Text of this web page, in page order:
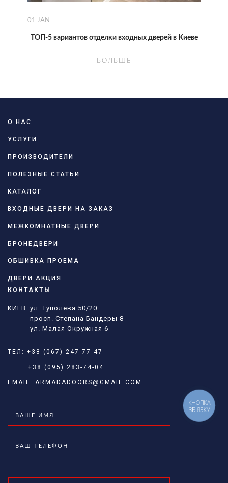
01 JAN
ТОП-5 вариантов отделки входных дверей в Киеве
БОЛЬШЕ
О НАС
УСЛУГИ
ПРОИЗВОДИТЕЛИ
ПОЛЕЗНЫЕ СТАТЬИ
КАТАЛОГ
ВХОДНЫЕ ДВЕРИ НА ЗАКАЗ
МЕЖКОМНАТНЫЕ ДВЕРИ
БРОНЕДВЕРИ
ОБШИВКА ПРОЕМА
ДВЕРИ АКЦИЯ
КОНТАКТЫ
КИЕВ: ул. Туполева 50/20
просп. Степана Бандеры 8
ул. Малая Окружная 6
ТЕЛ: +38 (067) 247-77-47
+38 (095) 283-74-04
EMAIL: ARMADADOORS@GMAIL.COM
КНОПКА
ЗВ'ЯЗКУ